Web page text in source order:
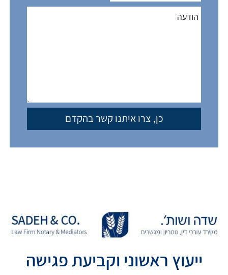
ייעוץ ראשוני וקביעת פגישה